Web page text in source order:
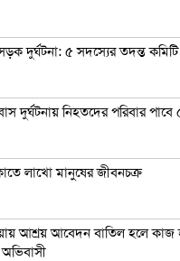
দুর্ঘটনা: ৫ সদস্যের তদন্ত
দুর্ঘটনায় নিহতদের পরিবার
লাখো মানুষের জীবনচক্র
আশ্রয় আবেদন বাতিল হলে কাজ